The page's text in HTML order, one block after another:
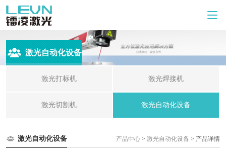
激光自动化设备
激光打标机 激光焊接机
激光切割机 激光自动化设备
激光自动化设备 产品中心 > 激光自动化设备 > 产品详情